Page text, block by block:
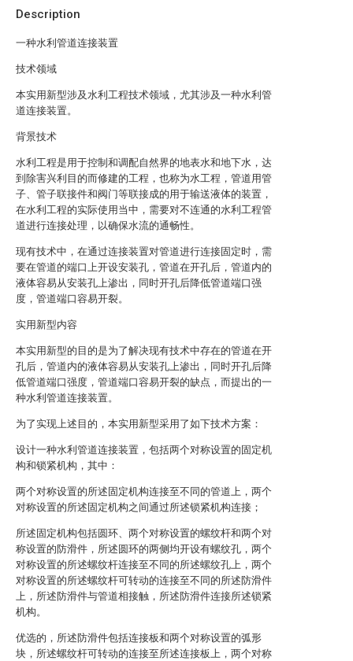
Description
一种水利管道连接装置
技术领域
本实用新型涉及水利工程技术领域，尤其涉及一种水利管
道连接装置。
背景技术
水利工程是用于控制和调配自然界的地表水和地下水，达
到除害兴利目的而修建的工程，也称为水工程，管道用管
子、管子联接件和阀门等联接成的用于输送液体的装置，
在水利工程的实际使用当中，需要对不连通的水利工程管
道进行连接处理，以确保水流的通畅性。
现有技术中，在通过连接装置对管道进行连接固定时，需
要在管道的端口上开设安装孔，管道在开孔后，管道内的
液体容易从安装孔上渗出，同时开孔后降低管道端口强
度，管道端口容易开裂。
实用新型内容
本实用新型的目的是为了解决现有技术中存在的管道在开
孔后，管道内的液体容易从安装孔上渗出，同时开孔后降
低管道端口强度，管道端口容易开裂的缺点，而提出的一
种水利管道连接装置。
为了实现上述目的，本实用新型采用了如下技术方案：
设计一种水利管道连接装置，包括两个对称设置的固定机
构和锁紧机构，其中：
两个对称设置的所述固定机构连接至不同的管道上，两个
对称设置的所述固定机构之间通过所述锁紧机构连接；
所述固定机构包括圆环、两个对称设置的螺纹杆和两个对
称设置的防滑件，所述圆环的两侧均开设有螺纹孔，两个
对称设置的所述螺纹杆连接至不同的所述螺纹孔上，两个
对称设置的所述螺纹杆可转动的连接至不同的所述防滑件
上，所述防滑件与管道相接触，所述防滑件连接所述锁紧
机构。
优选的，所述防滑件包括连接板和两个对称设置的弧形
块，所述螺纹杆可转动的连接至所述连接板上，两个对称